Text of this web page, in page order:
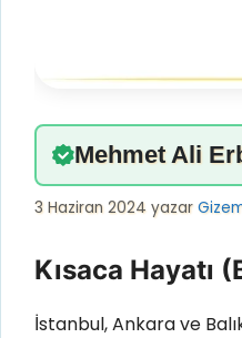
Mehmet Ali
3 Haziran 2024 yazar
Kısaca Hayatı
İstanbul, Ankara ve